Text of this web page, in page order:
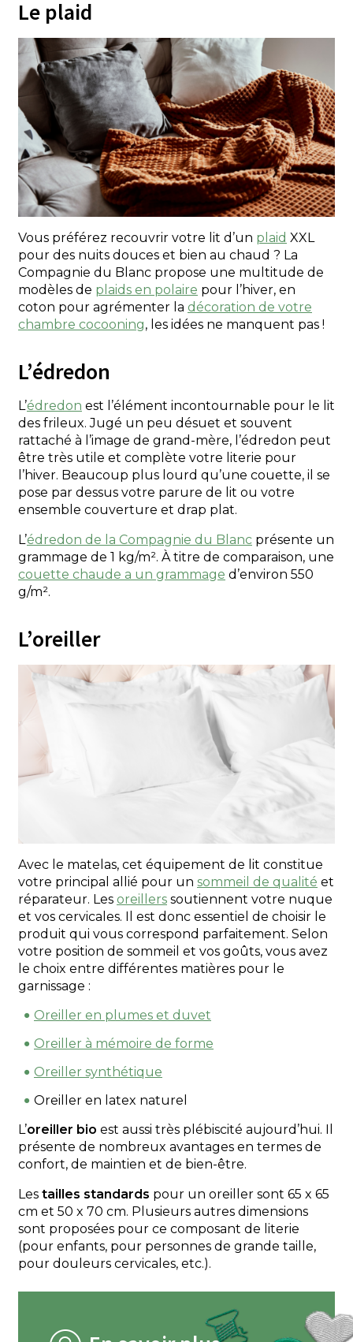
Le plaid
Vous préférez recouvrir votre lit d’un plaid XXL
pour des nuits douces et bien au chaud ? La
Compagnie du Blanc propose une multitude de
modèles de plaids en polaire pour l’hiver, en
coton pour agrémenter la décoration de votre
chambre cocooning, les idées ne manquent pas !
L’édredon
L’édredon est l’élément incontournable pour le lit
des frileux. Jugé un peu désuet et souvent
rattaché à l’image de grand-mère, l’édredon peut
être très utile et complète votre literie pour
l’hiver. Beaucoup plus lourd qu’une couette, il se
pose par dessus votre parure de lit ou votre
ensemble couverture et drap plat.
L’édredon de la Compagnie du Blanc présente un
grammage de 1 kg/m². À titre de comparaison, une
couette chaude a un grammage d’environ 550
g/m².
L’oreiller
Avec le matelas, cet équipement de lit constitue
votre principal allié pour un sommeil de qualité et
réparateur. Les oreillers soutiennent votre nuque
et vos cervicales. Il est donc essentiel de choisir le
produit qui vous correspond parfaitement. Selon
votre position de sommeil et vos goûts, vous avez
le choix entre différentes matières pour le
garnissage :
Oreiller en plumes et duvet
Oreiller à mémoire de forme
Oreiller synthétique
Oreiller en latex naturel
L’oreiller bio est aussi très plébiscité aujourd’hui. Il
présente de nombreux avantages en termes de
confort, de maintien et de bien-être.
Les tailles standards pour un oreiller sont 65 x 65
cm et 50 x 70 cm. Plusieurs autres dimensions
sont proposées pour ce composant de literie
(pour enfants, pour personnes de grande taille,
pour douleurs cervicales, etc.).